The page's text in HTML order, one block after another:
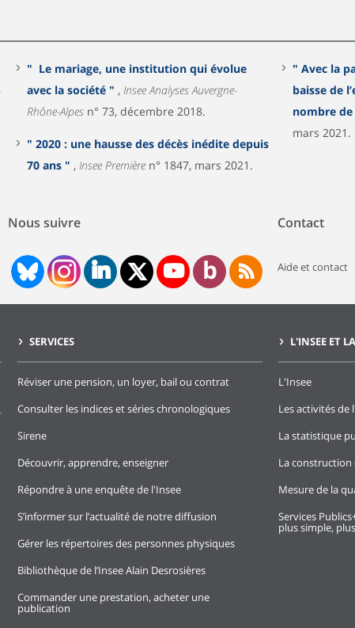
" Le mariage, une institution qui évolue
avec la société " , Insee Analyses Auvergne-
Rhône-Alpes n° 73, décembre 2018.
" 2020 : une hausse des décès inédite depuis
70 ans " , Insee Première n° 1847, mars 2021.
" Avec la
baisse de
mars 2021.
Nous suivre Contact
Aide et contact
SERVICES
Réviser une pension, un loyer, bail ou contrat
Consulter les indices et séries chronologiques
Sirene
Découvrir, apprendre, enseigner
Répondre à une enquête de l'Insee
S’informer sur l’actualité de notre diffusion
Gérer les répertoires des personnes physiques
Bibliothèque de l’Insee Alain Desrosières
Commander une prestation, acheter une
publication
L'INSEE ET
L'Insee
Les activités de
La statistique
La
Mesure de la
Services
plus simple,